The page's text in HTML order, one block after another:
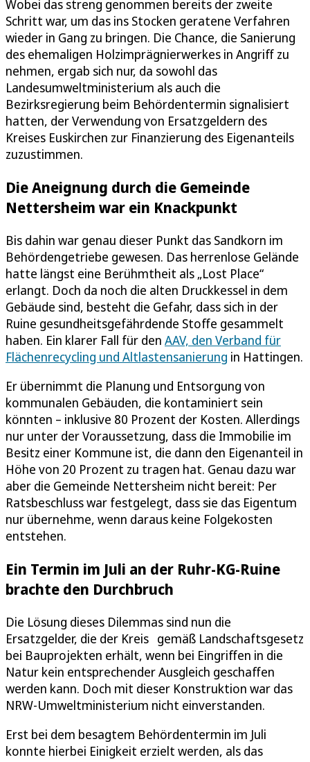
Wobei das streng genommen bereits der zweite
Schritt war, um das ins Stocken geratene Verfahren
wieder in Gang zu bringen. Die Chance, die Sanierung
des ehemaligen Holzimprägnierwerkes in Angriff zu
nehmen, ergab sich nur, da sowohl das
Landesumweltministerium als auch die
Bezirksregierung beim Behördentermin signalisiert
hatten, der Verwendung von Ersatzgeldern des
Kreises Euskirchen zur Finanzierung des Eigenanteils
zuzustimmen.
Die Aneignung durch die Gemeinde
Nettersheim war ein Knackpunkt
Bis dahin war genau dieser Punkt das Sandkorn im
Behördengetriebe gewesen. Das herrenlose Gelände
hatte längst eine Berühmtheit als „Lost Place“
erlangt. Doch da noch die alten Druckkessel in dem
Gebäude sind, besteht die Gefahr, dass sich in der
Ruine gesundheitsgefährdende Stoffe gesammelt
haben. Ein klarer Fall für den AAV, den Verband für
Flächenrecycling und Altlastensanierung in Hattingen.
Er übernimmt die Planung und Entsorgung von
kommunalen Gebäuden, die kontaminiert sein
könnten – inklusive 80 Prozent der Kosten. Allerdings
nur unter der Voraussetzung, dass die Immobilie im
Besitz einer Kommune ist, die dann den Eigenanteil in
Höhe von 20 Prozent zu tragen hat. Genau dazu war
aber die Gemeinde Nettersheim nicht bereit: Per
Ratsbeschluss war festgelegt, dass sie das Eigentum
nur übernehme, wenn daraus keine Folgekosten
entstehen.
Ein Termin im Juli an der Ruhr-KG-Ruine
brachte den Durchbruch
Die Lösung dieses Dilemmas sind nun die
Ersatzgelder, die der Kreis gemäß Landschaftsgesetz
bei Bauprojekten erhält, wenn bei Eingriffen in die
Natur kein entsprechender Ausgleich geschaffen
werden kann. Doch mit dieser Konstruktion war das
NRW-Umweltministerium nicht einverstanden.
Erst bei dem besagtem Behördentermin im Juli
konnte hierbei Einigkeit erzielt werden, als das